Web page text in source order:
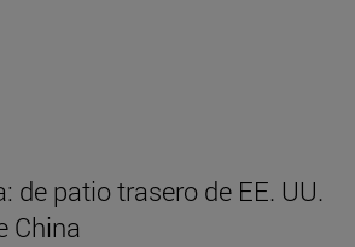
de patio trasero de EE. UU.
China